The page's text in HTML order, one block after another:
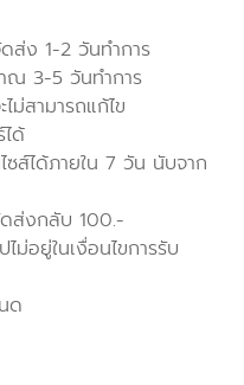
ส่ง 1-2 วันทำการ
ณ 3-5 วันทำการ
ม่สามารถแก้ไข
ด้
ซส์ได้ภายใน 7 วัน นับจาก
ดส่งกลับ 100.-
ม่อยู่ในเงื่อนไขการรับ
ด